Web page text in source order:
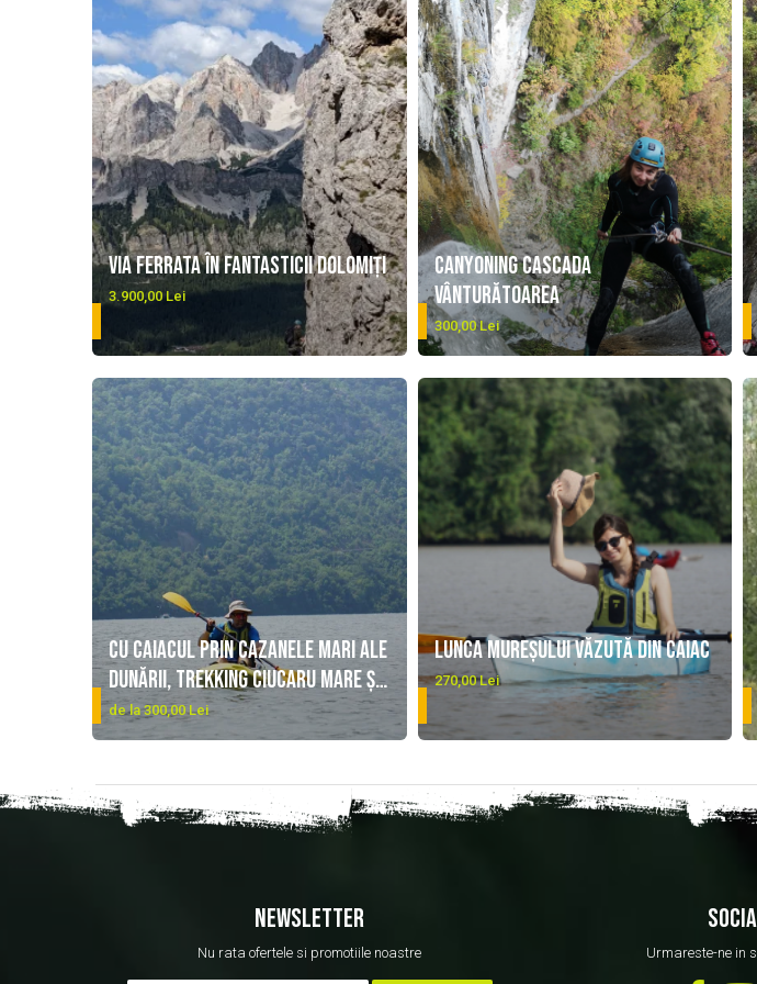
Via Ferrata în fantasticii Dolomiți
3.900,00 Lei
Canyoning cascada
Vânturătoarea
300,00 Lei
DETALII DETALII
Cu caiacul prin Cazanele mari ale
Dunării, trekking Ciucaru Mare și
vizitare Peștera Ponicova
de la 300,00 Lei
Lunca Mureșului văzută din caiac
Locație
Dificultate:
270,00 Lei
DETALII
NEWSLETTER
Nu rata ofertele si promotiile noastre Urmareste-ne in